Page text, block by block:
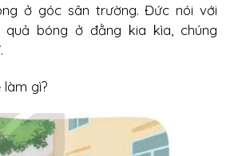
ở góc sân trường. Đức nói với
quả bóng ở đằng kia kìa, chúng
làm gì?